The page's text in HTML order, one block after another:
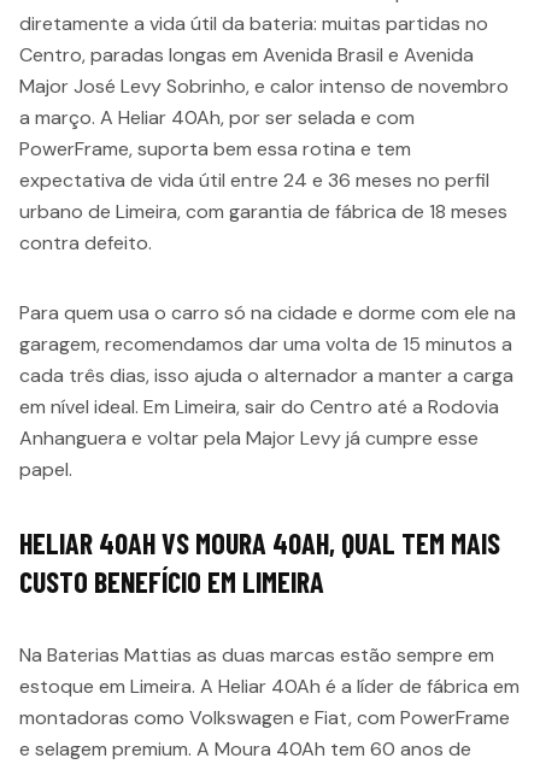
diretamente a vida útil da bateria: muitas partidas no
Centro, paradas longas em Avenida Brasil e Avenida
Major José Levy Sobrinho, e calor intenso de novembro
a março. A Heliar 40Ah, por ser selada e com
PowerFrame, suporta bem essa rotina e tem
expectativa de vida útil entre 24 e 36 meses no perfil
urbano de Limeira, com garantia de fábrica de 18 meses
contra defeito.
Para quem usa o carro só na cidade e dorme com ele na
garagem, recomendamos dar uma volta de 15 minutos a
cada três dias, isso ajuda o alternador a manter a carga
em nível ideal. Em Limeira, sair do Centro até a Rodovia
Anhanguera e voltar pela Major Levy já cumpre esse
papel.
HELIAR 40AH VS MOURA 40AH, QUAL TEM MAIS
CUSTO BENEFÍCIO EM LIMEIRA
Na Baterias Mattias as duas marcas estão sempre em
estoque em Limeira. A Heliar 40Ah é a líder de fábrica em
montadoras como Volkswagen e Fiat, com PowerFrame
e selagem premium. A Moura 40Ah tem 60 anos de